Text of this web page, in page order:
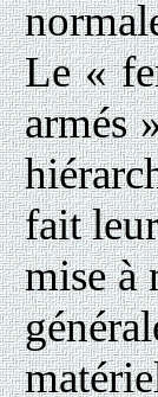
Le «
armés
fait
mise à